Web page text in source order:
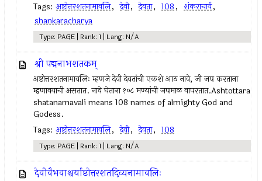
Tags: अष्टोत्तरशतनामावलि, देवी, देवता, 108, शंकराचार्य,
shankaracharya
Type: PAGE | Rank: 1 | Lang: N/A
श्री पद्मनाभशतकम्
अष्टोत्तरशतनामावलिः म्हणजे देवी देवतांची एकशे आठ नावे, जी जप करताना
म्हणावयाची असतात. नावे घेताना १०८ मण्यांची जपमाळ वापरतात.Ashtottara
shatanamavali means 108 names of almighty God and
Godess.
Tags: अष्टोत्तरशतनामावलि, देवी, देवता, 108
Type: PAGE | Rank: 1 | Lang: N/A
देवीवैभवाश्चर्याष्टोत्तरशतदिव्यनामावलिः